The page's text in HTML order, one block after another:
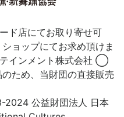
ド店にてお取り寄せ可
ョップにてお求め頂けま
インメント株式会社 ◯
ため、当財団の直接販売
公益財団法人 日本